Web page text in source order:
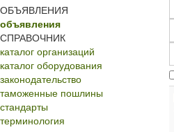
ОБЪЯВЛЕНИЯ
объявления
СПРАВОЧНИК
каталог организаций
каталог оборудования
законодательство
таможенные пошлины
стандарты
терминология